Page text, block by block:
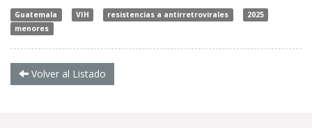
Guatemala VIH resistencias a antirretrovirales
2025
menores
Volver al Listado